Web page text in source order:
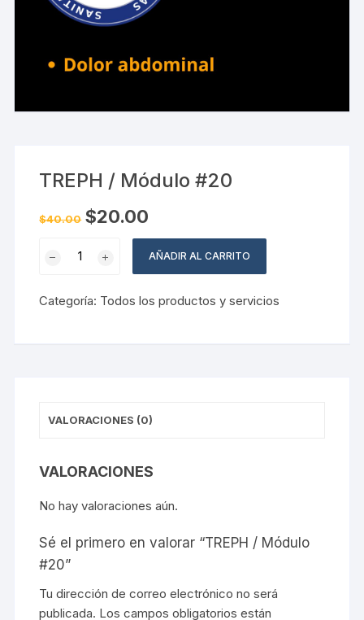
TREPH / Módulo #20
$40.00 El
precio
$40.00.
$20.00
actual
es:
$20.00.
#20
AÑADIR AL CARRITO
Categoría: Todos los productos y servicios
VALORACIONES (0)
VALORACIONES
No hay valoraciones aún.
Sé el primero en valorar “TREPH / Módulo
#20”
Tu dirección de correo electrónico no será
publicada. Los campos obligatorios están